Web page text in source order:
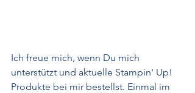
Ich freue mich, wenn Du mich
unterstützt und aktuelle Stampin' Up!
Produkte bei mir bestellst. Einmal im